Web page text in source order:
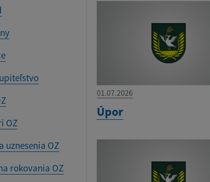
OZ
uznesenia OZ
rokovania OZ
01.07.2026
Úpor